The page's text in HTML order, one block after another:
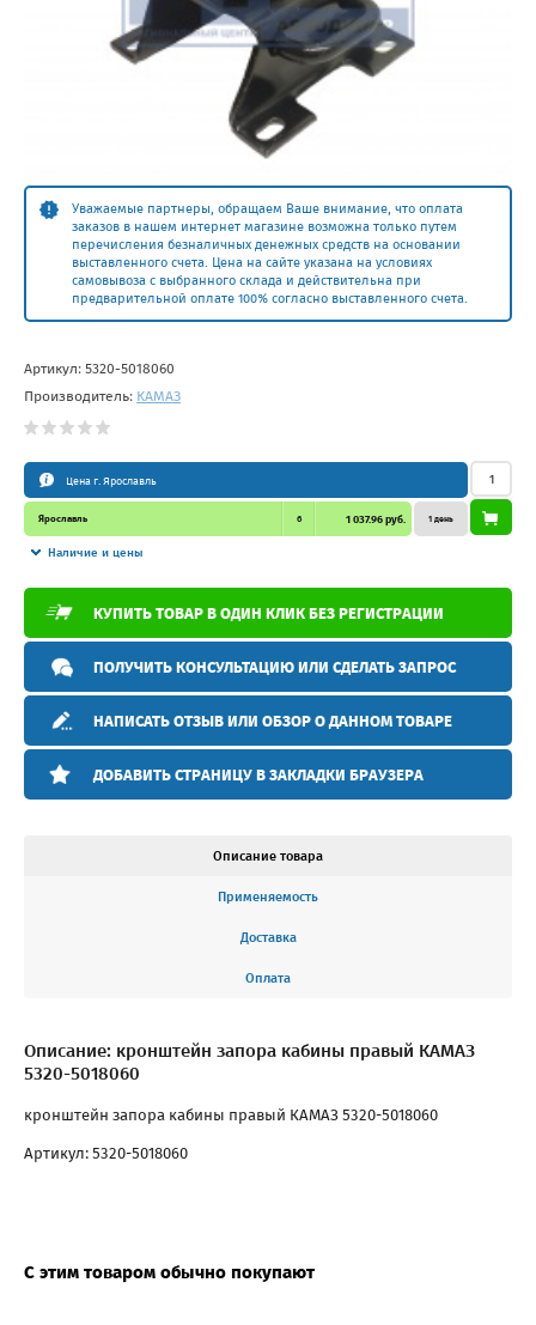
Уважаемые партнеры, обращаем Ваше внимание, что оплата
заказов в нашем интернет магазине возможна только путем
перечисления безналичных денежных средств на основании
выставленного счета. Цена на сайте указана на условиях
самовывоза с выбранного склада и действительна при
предварительной оплате 100% согласно выставленного счета.
Артикул: 5320-5018060
Производитель: КАМАЗ
Цена г. Ярославль
Ярославль 6 1 037.96 руб.
Наличие и цены
1 день
КУПИТЬ ТОВАР В ОДИН КЛИК БЕЗ РЕГИСТРАЦИИ
ПОЛУЧИТЬ КОНСУЛЬТАЦИЮ ИЛИ СДЕЛАТЬ ЗАПРОС
НАПИСАТЬ ОТЗЫВ ИЛИ ОБЗОР О ДАННОМ ТОВАРЕ
ДОБАВИТЬ СТРАНИЦУ В ЗАКЛАДКИ БРАУЗЕРА
Описание товара
Применяемость
Доставка
Оплата
Описание: кронштейн запора кабины правый КАМАЗ
5320-5018060
кронштейн запора кабины правый КАМАЗ 5320-5018060
Артикул: 5320-5018060
С этим товаром обычно покупают